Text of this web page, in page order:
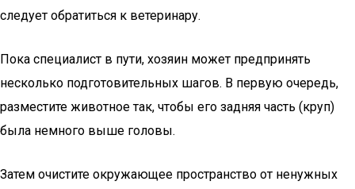
следует обратиться к ветеринару.
Пока специалист в пути, хозяин может предпринять
несколько подготовительных шагов. В первую очередь,
разместите животное так, чтобы его задняя часть (круп)
была немного выше головы.
Затем очистите окружающее пространство от ненужных